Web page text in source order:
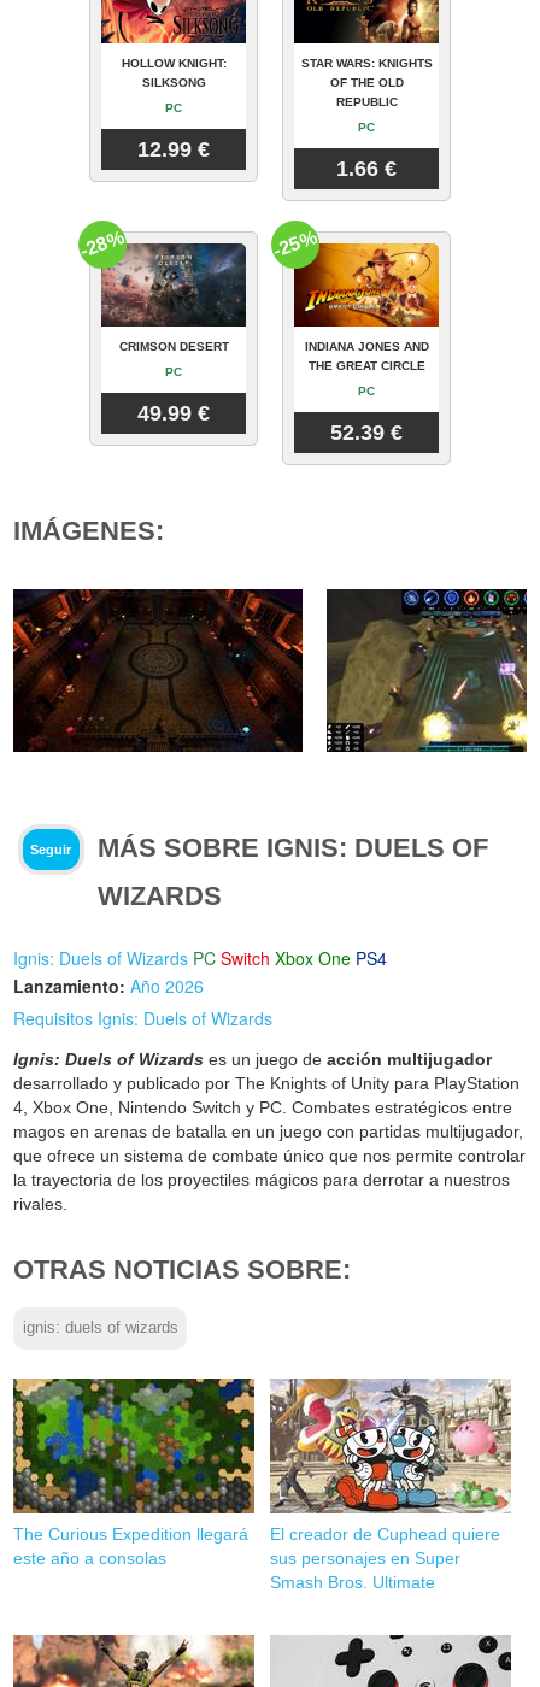
HOLLOW KNIGHT:
SILKSONG
PC
12.99 €
STAR WARS: KNIGHTS
OF THE OLD
REPUBLIC
PC
1.66 €
CRIMSON DESERT
PC
49.99 €
-28%
INDIANA JONES AND
THE GREAT CIRCLE
PC
52.39 €
-25%
IMÁGENES:
Seguir
MÁS SOBRE IGNIS: DUELS OF
WIZARDS
Ignis: Duels of Wizards PC Switch Xbox One PS4
Lanzamiento: Año 2026
Requisitos Ignis: Duels of Wizards
Ignis: Duels of Wizards es un juego deacción multijugador
desarrollado y publicado por The Knights of Unity para PlayStation
4, Xbox One, Nintendo Switch y PC. Combates estratégicos entre
magos en arenas de batalla en un juego con partidas multijugador,
que ofrece un sistema de combate único que nos permite controlar
la trayectoria de los proyectiles mágicos para derrotar a nuestros
rivales.
OTRAS NOTICIAS SOBRE:
ignis: duels of wizards
The Curious Expedition llegará
este año a consolas
El creador de Cuphead quiere
sus personajes en Super
Smash Bros. Ultimate